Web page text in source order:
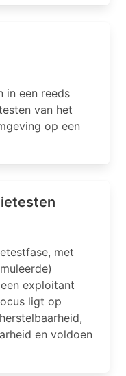
in een reeds
van het
op een
met
exploitant
ligt op
en voldoen